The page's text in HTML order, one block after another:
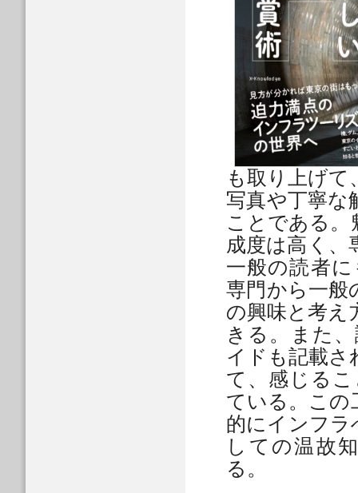
も取り上げて
写真や丁寧な
ことである。
成度は高く、
一般の読者
専門から一般
の興味と考え
きる。また
イドも記載さ
て、感じる
ている。この
的にインフラ
しての温故
る。